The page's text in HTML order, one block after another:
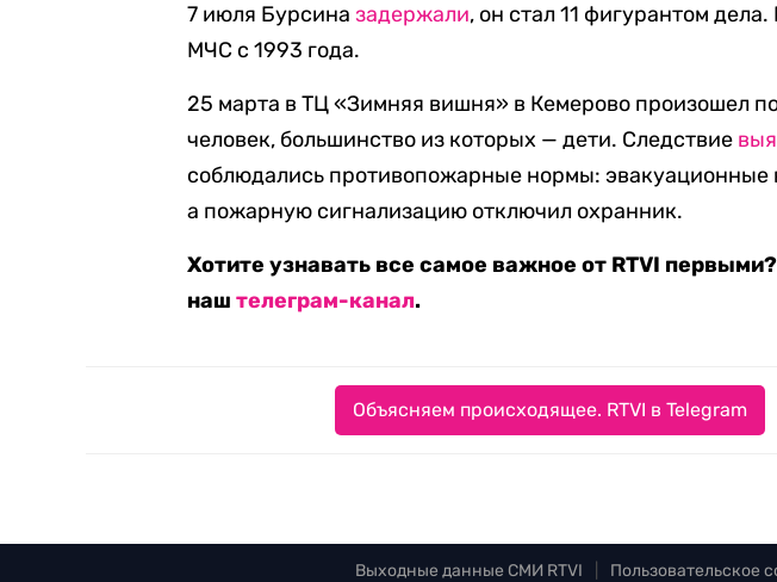
7 июля Бурсиназадержали, он стал 11 фигурантом
МЧС с 1993 года.
25 марта в ТЦ «Зимняя вишня» в Кемерово произошел
человек, большинство из которых — дети. Следствие
соблюдались противопожарные нормы:
а пожарную сигнализацию отключил охранник.
Хотите узнавать все самое важное от RTVI
наштелеграм-канал.
Объясняем происходящее. RTVI в Telegram
Выходные данные СМИ RTVI Пользовательское